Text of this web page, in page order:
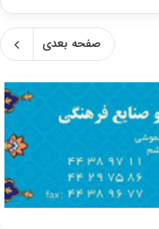
صفحه بعدی